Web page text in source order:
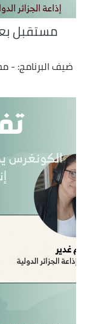
مستقبل
ضيف البرنامج: